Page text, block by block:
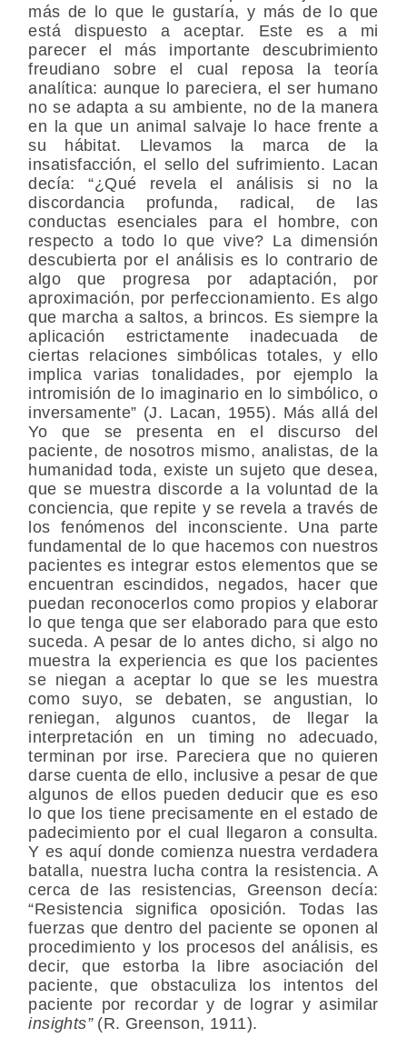
más de lo que le gustaría, y más de lo que
está dispuesto a aceptar. Este es a mi
parecer el más importante descubrimiento
freudiano sobre el cual reposa la teoría
analítica: aunque lo pareciera, el ser humano
no se adapta a su ambiente, no de la manera
en la que un animal salvaje lo hace frente a
su hábitat. Llevamos la marca de la
insatisfacción, el sello del sufrimiento. Lacan
decía: “¿Qué revela el análisis si no la
discordancia profunda, radical, de las
conductas esenciales para el hombre, con
respecto a todo lo que vive? La dimensión
descubierta por el análisis es lo contrario de
algo que progresa por adaptación, por
aproximación, por perfeccionamiento. Es algo
que marcha a saltos, a brincos. Es siempre la
aplicación estrictamente inadecuada de
ciertas relaciones simbólicas totales, y ello
implica varias tonalidades, por ejemplo la
intromisión de lo imaginario en lo simbólico, o
inversamente” (J. Lacan, 1955). Más allá del
Yo que se presenta en el discurso del
paciente, de nosotros mismo, analistas, de la
humanidad toda, existe un sujeto que desea,
que se muestra discorde a la voluntad de la
conciencia, que repite y se revela a través de
los fenómenos del inconsciente. Una parte
fundamental de lo que hacemos con nuestros
pacientes es integrar estos elementos que se
encuentran escindidos, negados, hacer que
puedan reconocerlos como propios y elaborar
lo que tenga que ser elaborado para que esto
suceda. A pesar de lo antes dicho, si algo no
muestra la experiencia es que los pacientes
se niegan a aceptar lo que se les muestra
como suyo, se debaten, se angustian, lo
reniegan, algunos cuantos, de llegar la
interpretación en un timing no adecuado,
terminan por irse. Pareciera que no quieren
darse cuenta de ello, inclusive a pesar de que
algunos de ellos pueden deducir que es eso
lo que los tiene precisamente en el estado de
padecimiento por el cual llegaron a consulta.
Y es aquí donde comienza nuestra verdadera
batalla, nuestra lucha contra la resistencia. A
cerca de las resistencias, Greenson decía:
“Resistencia significa oposición. Todas las
fuerzas que dentro del paciente se oponen al
procedimiento y los procesos del análisis, es
decir, que estorba la libre asociación del
paciente, que obstaculiza los intentos del
paciente por recordar y de lograr y asimilar
insights” (R. Greenson, 1911).